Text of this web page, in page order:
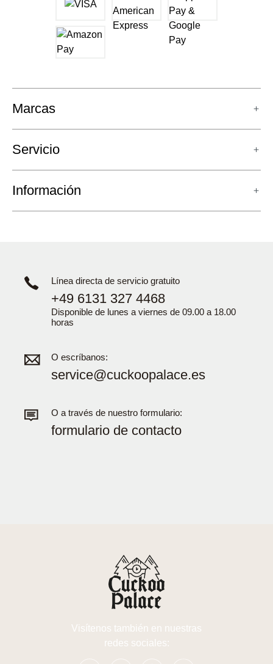
Marcas
Servicio
Información
Línea directa de servicio gratuito
+49 6131 327 4468
Disponible de lunes a viernes de 09.00 a 18.00
horas
O escríbanos:
service@cuckoopalace.es
O a través de nuestro formulario:
formulario de contacto
Visítenos también en nuestras
redes sociales: